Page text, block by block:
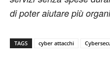
di poter aiutare più
TAGS cyber attacchi